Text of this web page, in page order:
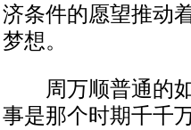
济条件的愿望推动
梦想。
周万顺普通的如
事是那个时期千千